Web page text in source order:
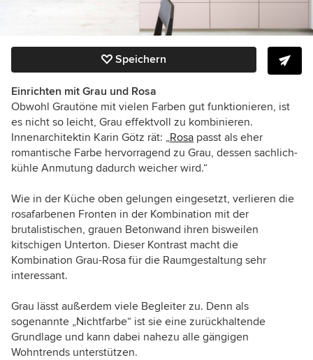
Speichern
Einrichten mit Grau und Rosa
Obwohl Grautöne mit vielen Farben gut funktionieren, ist
es nicht so leicht, Grau effektvoll zu kombinieren.
Innenarchitektin Karin Götz rät: „Rosa passt als eher
romantische Farbe hervorragend zu Grau, dessen sachlich-
kühle Anmutung dadurch weicher wird.“
Wie in der Küche oben gelungen eingesetzt, verlieren die
rosafarbenen Fronten in der Kombination mit der
brutalistischen, grauen Betonwand ihren bisweilen
kitschigen Unterton. Dieser Kontrast macht die
Kombination Grau-Rosa für die Raumgestaltung sehr
interessant.
Grau lässt außerdem viele Begleiter zu. Denn als
sogenannte „Nichtfarbe“ ist sie eine zurückhaltende
Grundlage und kann dabei nahezu alle gängigen
Wohntrends unterstützen.